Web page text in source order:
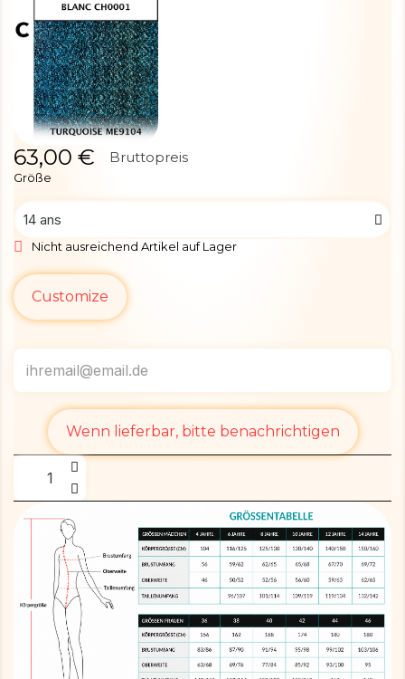
63,00 € Bruttopreis
Größe
Nicht ausreichend Artikel auf Lager
Customize
Wenn lieferbar, bitte benachrichtigen